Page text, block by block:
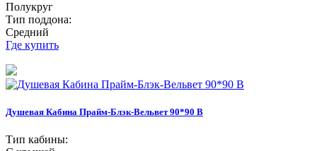
Полукруг
Тип поддона:
Средний
Где купить
Душевая Кабина Прайм-Блэк-Вельвет 90*90 В
Тип кабины: